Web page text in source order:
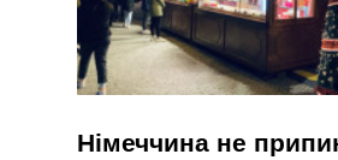
Німеччина не